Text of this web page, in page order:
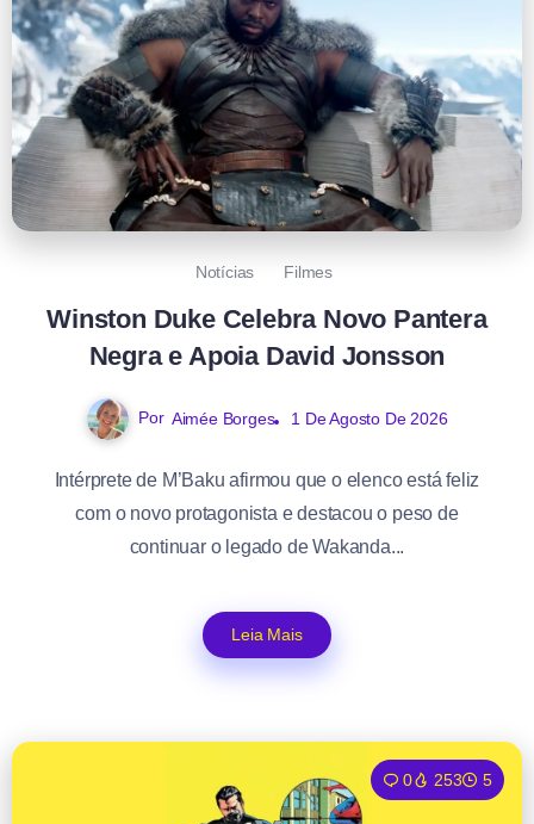
Notícias Filmes
Winston Duke Celebra Novo Pantera
Negra e Apoia David Jonsson
Por Aimée Borges 1 De Agosto De 2026
Intérprete de M’Baku afirmou que o elenco está feliz
com o novo protagonista e destacou o peso de
continuar o legado de Wakanda...
Leia Mais
0 253 5